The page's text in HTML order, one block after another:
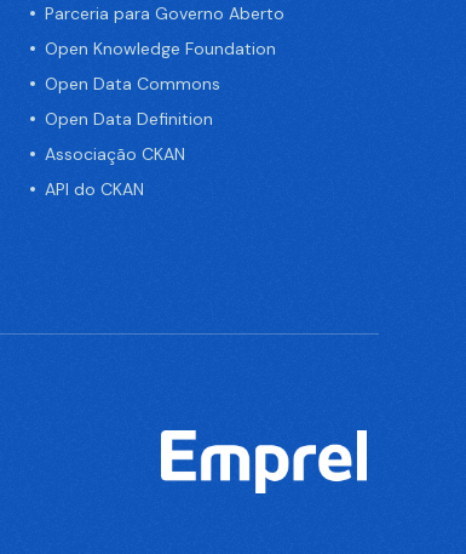
Parceria para Governo Aberto
Open Knowledge Foundation
Open Data Commons
Open Data Definition
Associação CKAN
API do CKAN